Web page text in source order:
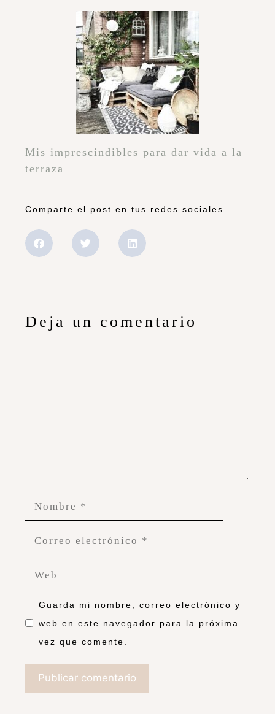
Mis imprescindibles para dar vida a la
terraza
Comparte el post en tus redes sociales
Deja un comentario
Guarda mi nombre, correo electrónico y
web en este navegador para la próxima
vez que comente.